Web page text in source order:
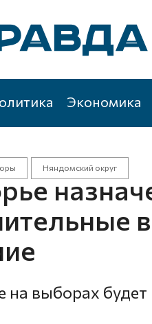
Экономика
Няндомский округ
на выборах